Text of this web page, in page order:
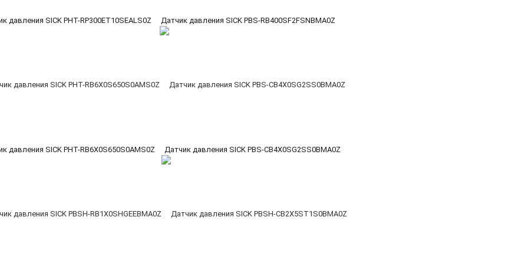
давления SICK PHT-RP300ET10SEALS0Z Датчик давления SICK PBS-RB400SF2FSNBMA0Z
давления SICK PHT-RB6X0S650S0AMS0Z Датчик давления SICK PBS-CB4X0SG2SS0BMA0Z